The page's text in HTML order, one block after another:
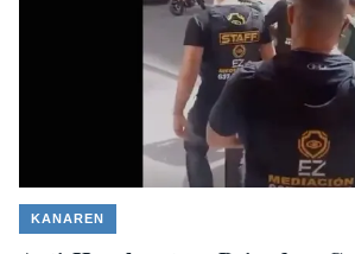
KANAREN